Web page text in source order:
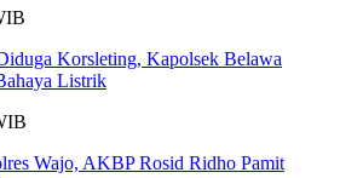
Korsleting, Kapolsek Belawa
Listrik
Wajo, AKBP Rosid Ridho Pamit